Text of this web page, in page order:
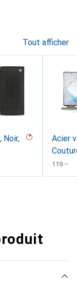
Tout afficher
Noir,
Acier
CHF
119.–